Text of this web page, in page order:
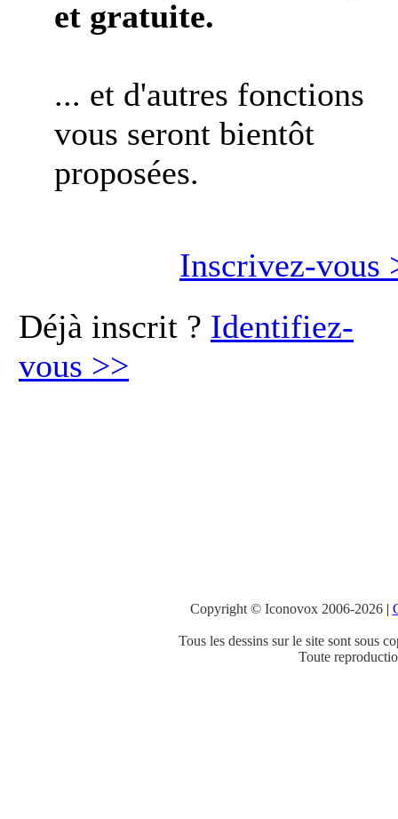
et gratuite.
... et d'autres fonctions
vous seront bientôt
proposées.
Inscrivez-vous
Déjà inscrit ? Identifiez-
vous >>
Copyright © Iconovox 2006-2026|
Tous les dessins sur le site sont sous
Toute